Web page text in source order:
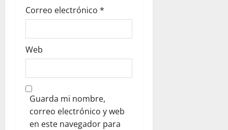
s
Correo electrónico *
Web
Guarda mi nombre,
correo electrónico y web
en este navegador para